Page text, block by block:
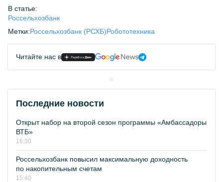
В статье:
Россельхозбанк
Метки:Россельхозбанк (РСХБ)Робототехника
Читайте нас в
Последние новости
Открыт набор на второй сезон программы «Амбассадоры
ВТБ»
16:30
Россельхозбанк повысил максимальную доходность
по накопительным счетам
15:40